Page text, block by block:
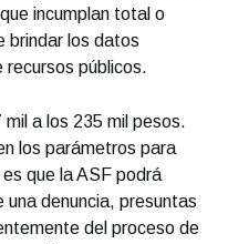
incumplan total o
brindar los datos
recursos públicos.
a los 235 mil pesos.
los parámetros para
que la ASF podrá
denuncia, presuntas
del proceso de